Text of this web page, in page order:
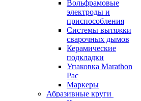
Вольфрамовые
электроды и
приспособления
Системы вытяжки
сварочных дымов
Керамические
подкладки
Упаковка Marathon
Pac
Маркеры
Абразивные круги